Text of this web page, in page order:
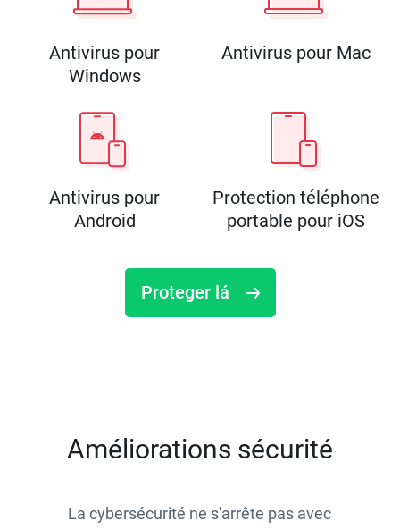
Antivirus pour
Windows
Antivirus pour Mac
Antivirus pour
Android
Protection téléphone
portable pour iOS
Proteger lá
Améliorations sécurité
La cybersécurité ne s'arrête pas avec